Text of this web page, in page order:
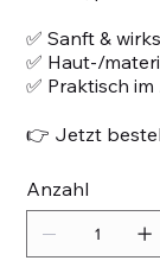
✅ Sanft &
✅ Haut-/
✅ Praktisch
👉 Jetzt
Anzahl